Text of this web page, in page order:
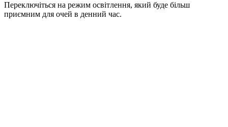
Переключіться на режим освітлення, який буде більш
приємним для очей в денний час.